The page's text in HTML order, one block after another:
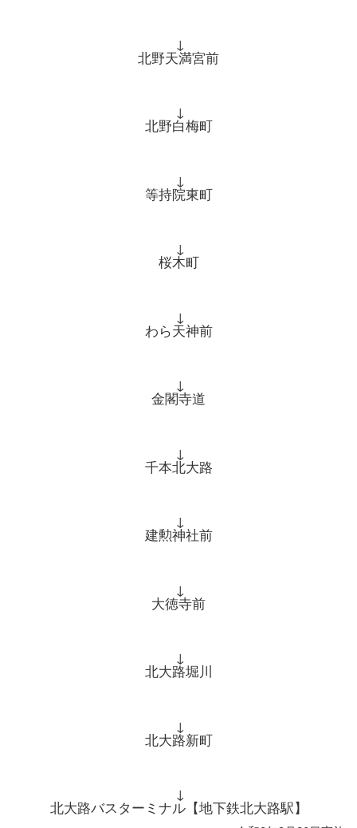
↓
北野天満宮前
↓
北野白梅町
↓
等持院東町
↓
桜木町
↓
わら天神前
↓
金閣寺道
↓
千本北大路
↓
建勲神社前
↓
大徳寺前
↓
北大路堀川
↓
北大路新町
↓
北大路バスターミナル【地下鉄北大路駅】